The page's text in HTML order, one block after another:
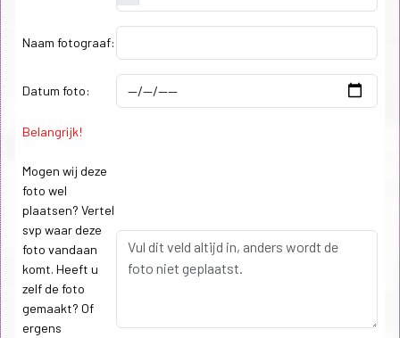
Naam fotograaf:
Datum foto:
Belangrijk!
Mogen wij deze
foto wel
plaatsen? Vertel
svp waar deze
foto vandaan
komt. Heeft u
zelf de foto
gemaakt? Of
ergens